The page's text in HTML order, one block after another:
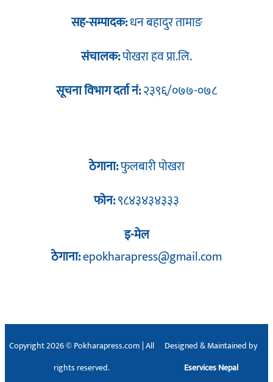
सह-सम्पादक:धन बहादुर तामाङ
संचालक:पोखरा हव प्रा.लि.
सूचना विभाग दर्ता नं:२३९६/०७७-०७८
ठेगाना:फुलबारी पोखरा
फोन:९८४३४३४३३३
इ-मेल
ठेगाना:epokharapress@gmail.com
Copyright 2026 © Pokharapress.com | All
rights reserved.
Designed & Maintained by
Eservices Nepal